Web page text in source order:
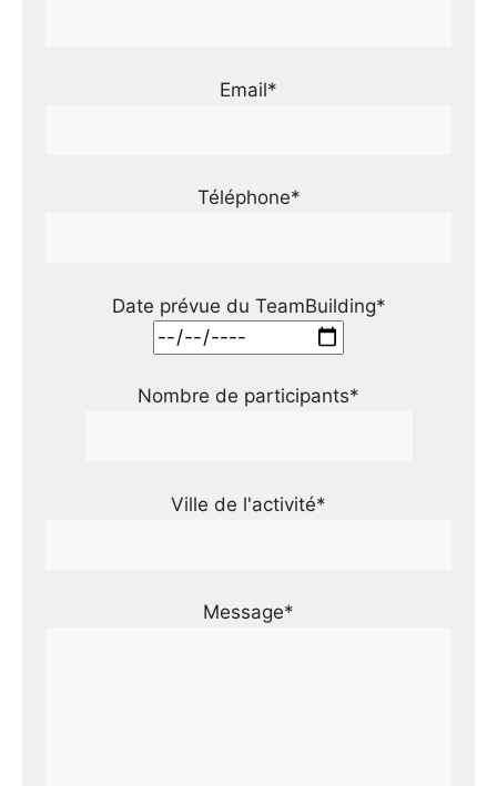
Email*
Téléphone*
Date prévue du TeamBuilding*
Nombre de participants*
Ville de l'activité*
Message*